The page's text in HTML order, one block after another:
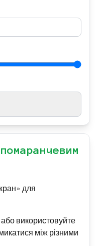
для
використовуйте
між різними